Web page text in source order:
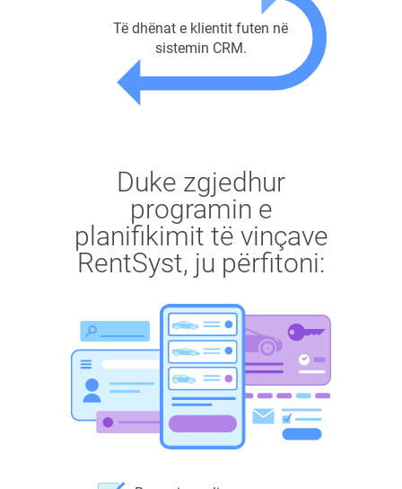
Të dhënat e klientit futen në
sistemin CRM.
Duke zgjedhur
programin e
planifikimit të vinçave
RentSyst, ju përfitoni: